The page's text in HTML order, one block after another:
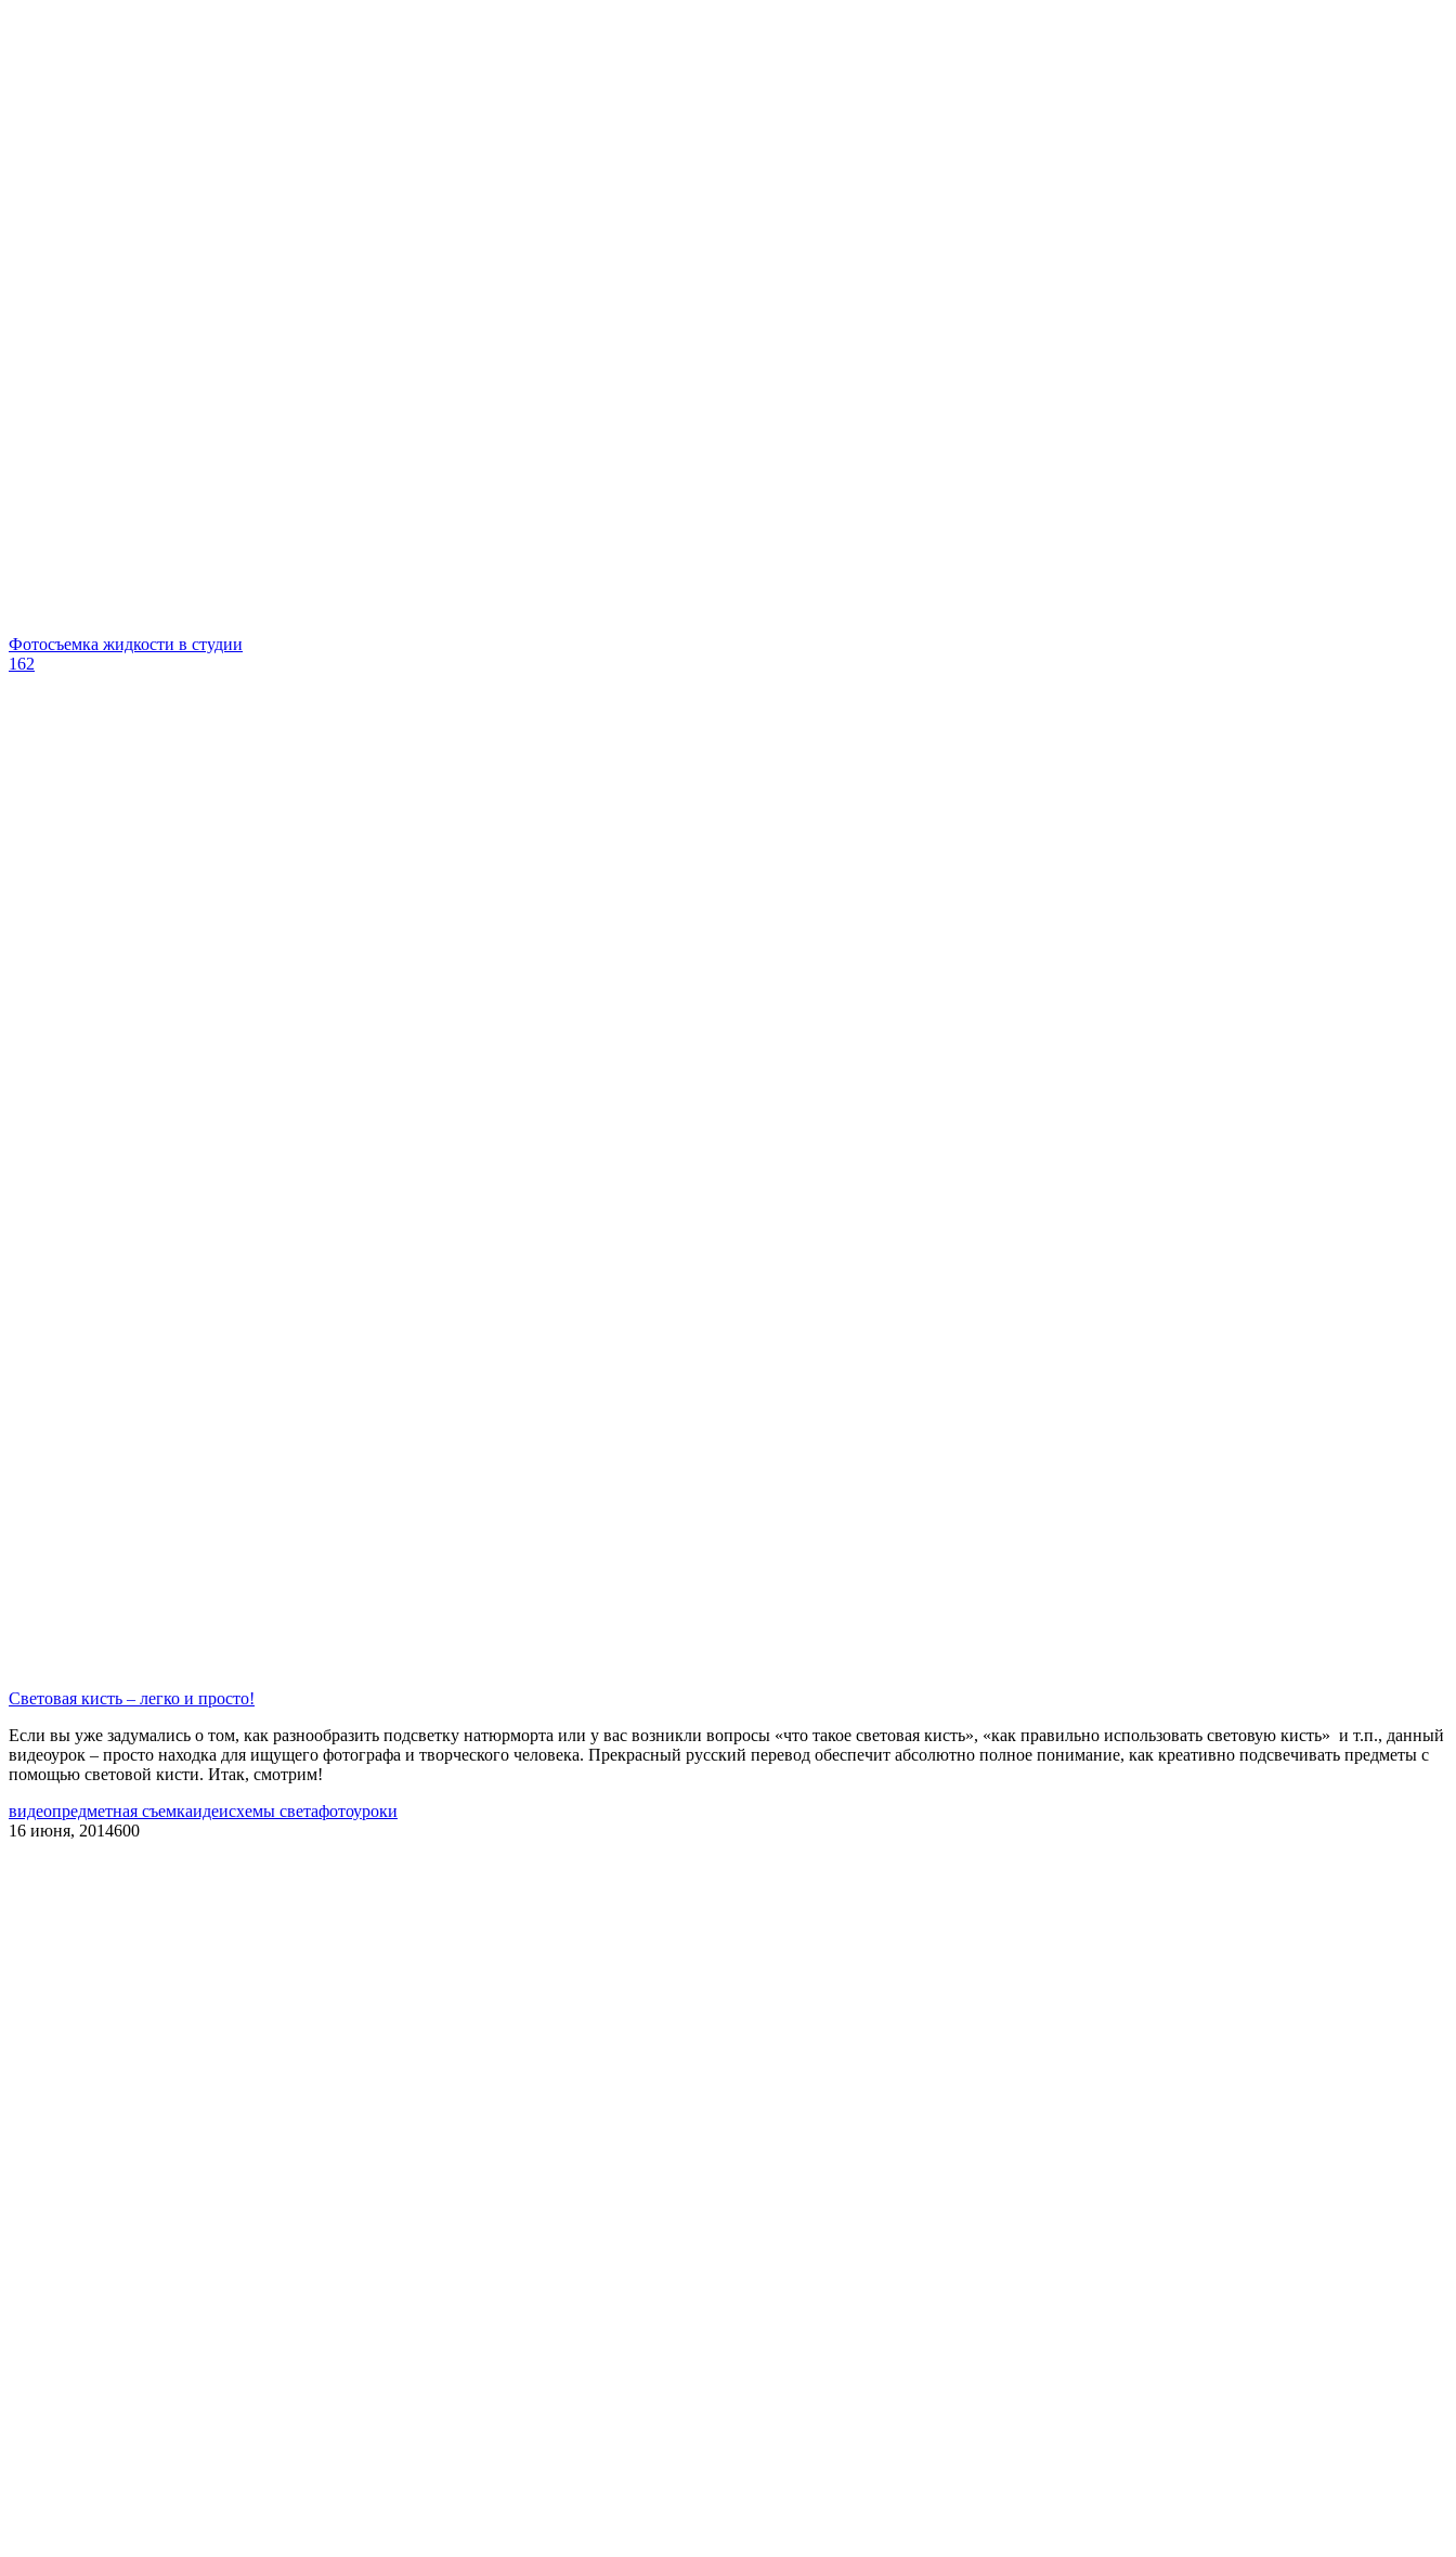
Фотосъемка жидкости в студии
162
Световая кисть – легко и просто!
Если вы уже задумались о том, как разнообразить подсветку натюрморта или у вас возникли вопросы «что такое световая кисть», «как правильно использовать световую кисть» и т.п., данный
видеоурок – просто находка для ищущего фотографа и творческого человека. Прекрасный русский перевод обеспечит абсолютно полное понимание, как креативно подсвечивать предметы с
помощью световой кисти. Итак, смотрим!
видеопредметная съемкаидеисхемы светафотоуроки
16 июня, 2014600